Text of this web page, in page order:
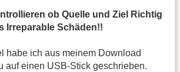
ob Quelle und Ziel Richtig
Irreparable Schäden!!
habe ich aus meinem Download
auf einen USB-Stick geschrieben.